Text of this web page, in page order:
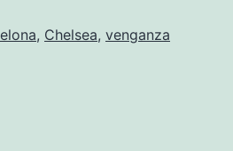
, Chelsea, venganza